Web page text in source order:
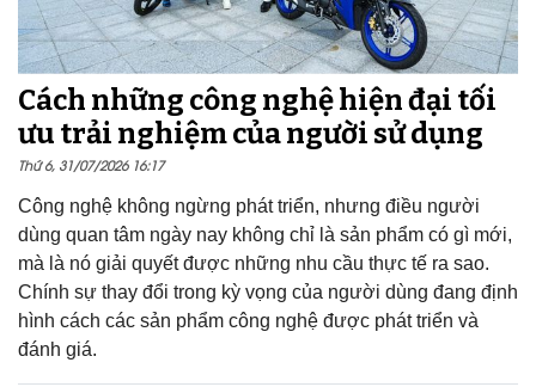
Cách những công nghệ hiện đại tối
ưu trải nghiệm của người sử dụng
Thứ 6, 31/07/2026 16:17
Công nghệ không ngừng phát triển, nhưng điều người
dùng quan tâm ngày nay không chỉ là sản phẩm có gì mới,
mà là nó giải quyết được những nhu cầu thực tế ra sao.
Chính sự thay đổi trong kỳ vọng của người dùng đang định
hình cách các sản phẩm công nghệ được phát triển và
đánh giá.